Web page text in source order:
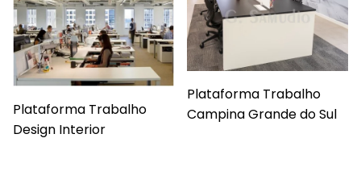
Plataforma Trabalho
Design Interior
Plataforma Trabalho
Campina Grande do Sul